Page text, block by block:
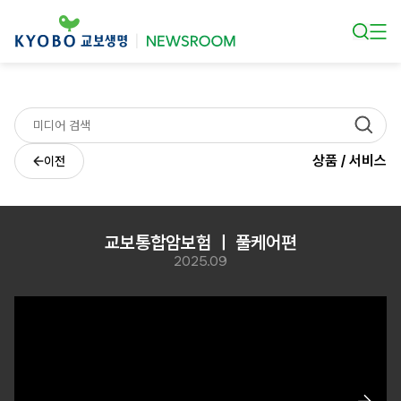
이전 상품 / 서비스
교보통합암보험 ㅣ 풀케어편
2025.09